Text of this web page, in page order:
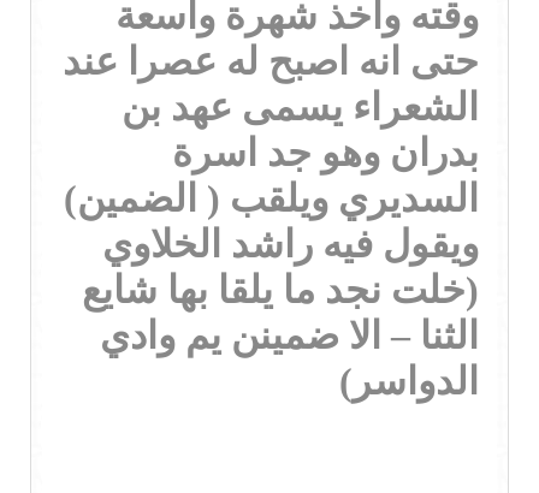
وقته واخذ شهرة واسعة
حتى انه اصبح له عصرا عند
الشعراء يسمى عهد بن
بدران وهو جد اسرة
السديري ويلقب ( الضمين)
ويقول فيه راشد الخلاوي
(خلت نجد ما يلقا بها شايع
الثنا – الا ضمينن يم وادي
الدواسر)